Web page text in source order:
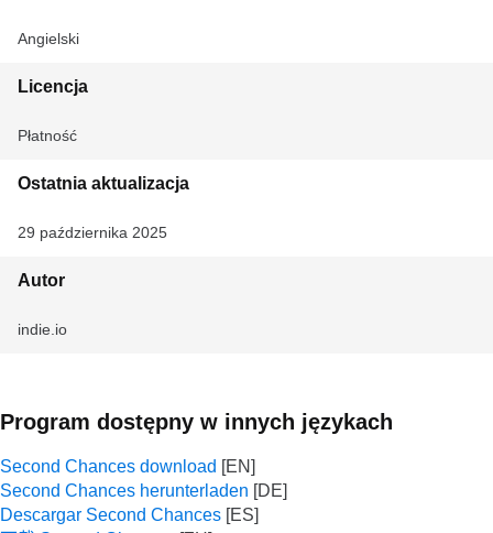
Angielski
Licencja
Płatność
Ostatnia aktualizacja
29 października 2025
Autor
indie.io
Program dostępny w innych językach
Second Chances download
Second Chances herunterladen
Descargar Second Chances